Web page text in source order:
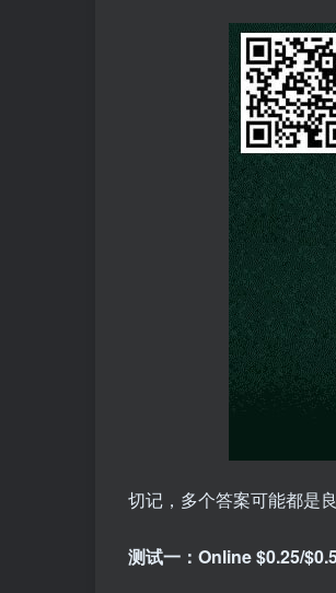
切记，多个答案可能都是
测试一：Online $0.25/